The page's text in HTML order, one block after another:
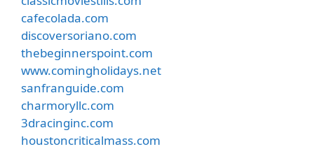
cafecolada.com
discoversoriano.com
thebeginnerspoint.com
www.comingholidays.net
sanfranguide.com
charmoryllc.com
3dracinginc.com
houstoncriticalmass.com